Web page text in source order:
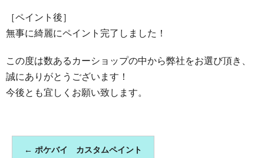
［ペイント後］
無事に綺麗にペイント完了しました！
この度は数あるカーショップの中から弊社をお選び頂き、
誠にありがとうございます！
今後とも宜しくお願い致します。
← ポケバイ カスタムペイント